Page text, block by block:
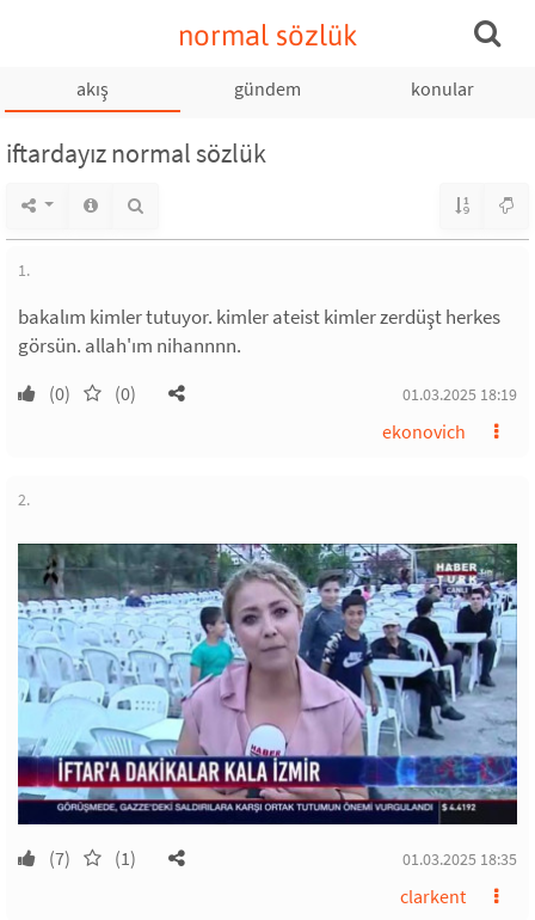
normal sözlük
akış gündem konular
iftardayız normal sözlük
1.
bakalım kimler tutuyor. kimler ateist kimler zerdüşt herkes
görsün. allah'ım nihannnn.
(0) (0) 01.03.2025 18:19
ekonovich
2.
(7) (1) 01.03.2025 18:35
clarkent